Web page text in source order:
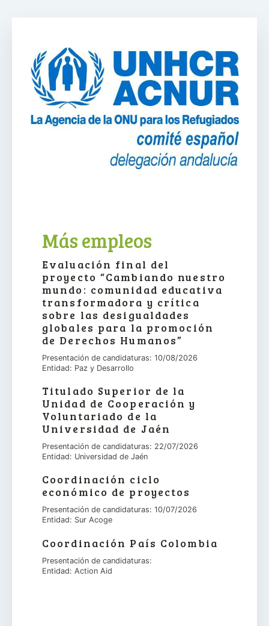
Más empleos
Evaluación final del
proyecto “Cambiando nuestro
mundo: comunidad educativa
transformadora y crítica
sobre las desigualdades
globales para la promoción
de Derechos Humanos”
Presentación de candidaturas: 10/08/2026
Entidad: Paz y Desarrollo
Titulado Superior de la
Unidad de Cooperación y
Voluntariado de la
Universidad de Jaén
Presentación de candidaturas: 22/07/2026
Entidad: Universidad de Jaén
Coordinación ciclo
económico de proyectos
Presentación de candidaturas: 10/07/2026
Entidad: Sur Acoge
Coordinación País Colombia
Presentación de candidaturas:
Entidad: Action Aid